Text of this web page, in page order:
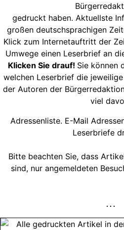
gedruckt haben. Aktuellste
großen deutschsprachigen
Klick zum Internetauftritt der
Umwege einen Leserbrief an
Klicken Sie drauf! Sie können
welchen Leserbrief die
der Autoren der
viel
Adressenliste. E-Mail
Leserbriefe
Bitte beachten Sie, dass
sind, nur angemeldeten